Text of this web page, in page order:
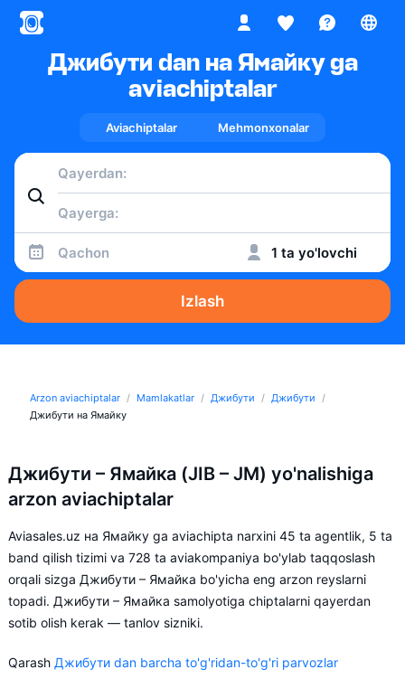
Джибути dan на Ямайку ga
aviachiptalar
Aviachiptalar Mehmonxonalar
Qachon 1 ta yo'lovchi
Izlash
Arzon aviachiptalar Mamlakatlar Джибути
Джибути
Джибути на Ямайку
Джибути – Ямайка (JIB – JM) yo'nalishiga
arzon aviachiptalar
Aviasales.uz на Ямайку ga aviachipta narxini 45 ta agentlik, 5 ta
band qilish tizimi va 728 ta aviakompaniya bo'ylab taqqoslash
orqali sizga Джибути – Ямайка bo'yicha eng arzon reyslarni
topadi. Джибути – Ямайка samolyotiga chiptalarni qayerdan
sotib olish kerak — tanlov sizniki.
Qarash Джибути dan barcha to'g'ridan-to'g'ri parvozlar